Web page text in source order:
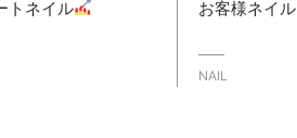
トネイル
お客様ネイル
NAIL